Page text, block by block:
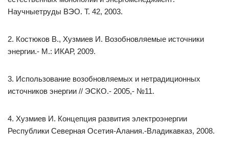
Научныетруды ВЭО. Т. 42, 2003.
2. Костюков В., Хузмиев И. Возобновляемые источники
энергии.- М.: ИКАР, 2009.
3. Использование возобновляемых и нетрадиционных
источников энергии // ЭСКО.- 2005,- №11.
4. Хузмиев И. Концепция развития электроэнергии
Республики Северная Осетия-Алания.-Владикавказ, 2008.